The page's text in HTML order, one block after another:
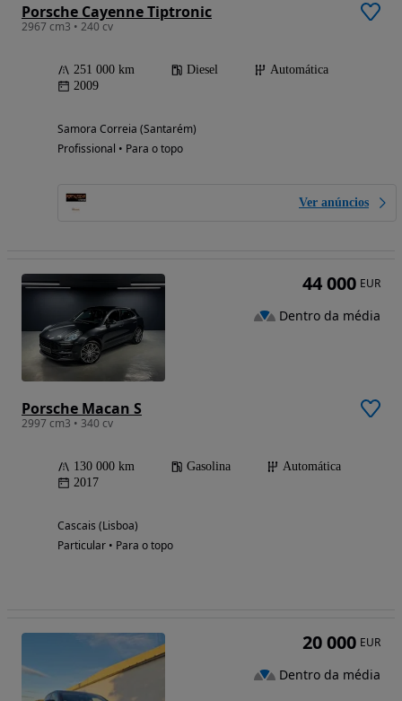
Porsche Cayenne Tiptronic
2967 cm3 • 240 cv
251 000 km Diesel
Automática
2009
Samora Correia (Santarém)
Profissional • Para o topo
Ver anúncios
Porsche Macan S
2997 cm3 • 340 cv
130 000 km Gasolina
Automática
2017
Cascais (Lisboa)
Particular • Para o topo
44 000 EUR
Dentro da média
20 000 EUR
Dentro da média